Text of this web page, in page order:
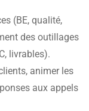
(BE, qualité,
des outillages
livrables).
animer les
aux appels